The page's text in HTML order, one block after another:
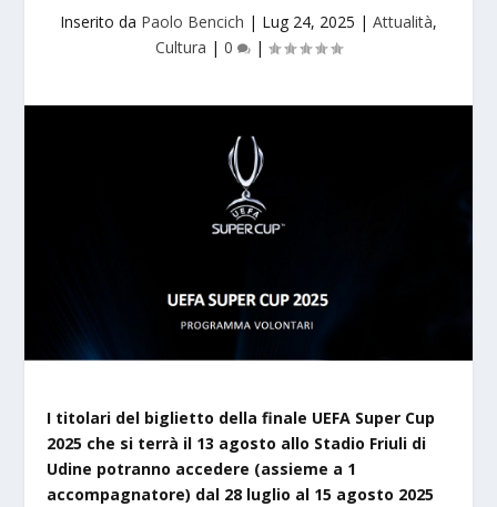
Inserito da Paolo Bencich | Lug 24, 2025 | Attualità,
Cultura | 0 |
I titolari del biglietto della finale UEFA Super Cup
2025 che si terrà il 13 agosto allo Stadio Friuli di
Udine potranno accedere (assieme a 1
accompagnatore) dal 28 luglio al 15 agosto 2025